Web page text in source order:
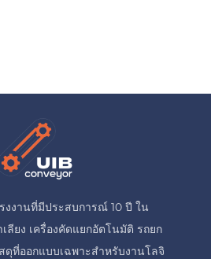
งงานที่มีประสบการณ์ 10 ปี ใน
ลียง เครื่องคัดแยกอัตโนมัติ รถยก
ที่ออกแบบเฉพาะสำหรับงานโลจิ